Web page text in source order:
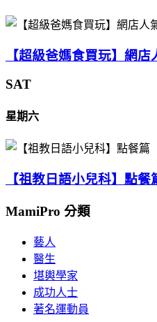
【超級爸媽食買玩】網
SAT
星期六
【祖教日語小兒科】點餐
MamiPro 分類
藝人
醫生
堪輿學家
成功人士
著名運動員